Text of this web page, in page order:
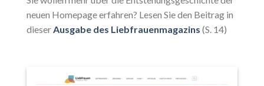
neuen Homepage erfahren? Lesen Sie den Beitrag in
dieserAusgabe des Liebfrauenmagazins (S. 14)